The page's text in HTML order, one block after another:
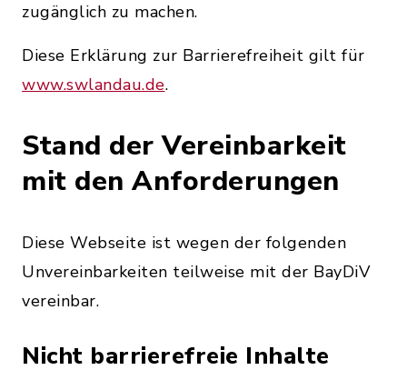
zugänglich zu machen.
Diese Erklärung zur Barrierefreiheit gilt für
www.swlandau.de.
Stand der Vereinbarkeit
mit den Anforderungen
Diese Webseite ist wegen der folgenden
Unvereinbarkeiten teilweise mit der BayDiV
vereinbar.
Nicht barrierefreie Inhalte